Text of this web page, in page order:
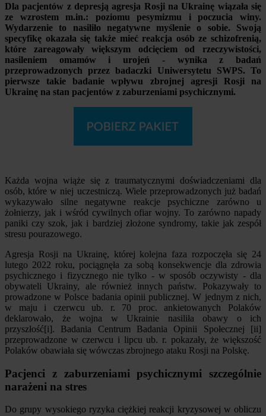
Dla pacjentów z depresją agresja Rosji na Ukrainę wiązała się
ze wzrostem m.in.: poziomu pesymizmu i poczucia winy.
Wydarzenie to nasiliło negatywne myślenie o sobie. Swoją
specyfikę okazała się także mieć reakcja osób ze schizofrenią,
które zareagowały większym odcięciem od rzeczywistości,
nasileniem omamów i urojeń - wynika z badań
przeprowadzonych przez badaczki Uniwersytetu SWPS. To
pierwsze takie badanie wpływu zbrojnej agresji Rosji na
Ukrainę na stan pacjentów z zaburzeniami psychicznymi.
Każda wojna wiąże się z traumatycznymi doświadczeniami dla
osób, które w niej uczestniczą. Wiele przeprowadzonych już badań
wykazywało silne negatywne reakcje psychiczne zarówno u
żołnierzy, jak i wśród cywilnych ofiar wojny. To zarówno napady
paniki czy szok, jak i bardziej złożone syndromy, takie jak zespół
stresu pourazowego.
Agresja Rosji na Ukrainę, której kolejna faza rozpoczęła się 24
lutego 2022 roku, pociągnęła za sobą konsekwencje dla zdrowia
psychicznego i fizycznego nie tylko - w sposób oczywisty - dla
obywateli Ukrainy, ale również innych państw. Pokazywały to
prowadzone w Polsce badania opinii publicznej. W jednym z nich,
w maju i czerwcu ub. r. 70 proc. ankietowanych Polaków
deklarowało, że wojna w Ukrainie nasiliła obawy o ich
przyszłość[i]. Badania Centrum Badania Opinii Społecznej [ii]
przeprowadzone w czerwcu i lipcu ub. r. pokazały, że większość
Polaków obawiała się wówczas zbrojnego ataku Rosji na Polskę.
Pacjenci z zaburzeniami psychicznymi szczególnie
narażeni na stres
Do grupy wysokiego ryzyka ciężkiej reakcji kryzysowej w obliczu